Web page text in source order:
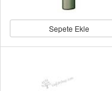
Sepete Ekle